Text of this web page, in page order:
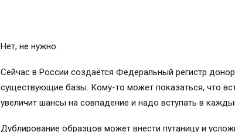
Нет, не нужно.
Сейчас в России создаётся Федеральный регистр
существующие базы. Кому-то может показаться, что
увеличит шансы на совпадение и надо вступать в
Дублирование образцов может внести путаницу и